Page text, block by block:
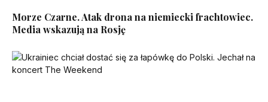
Morze Czarne. Atak drona na niemiecki frachtowiec.
Media wskazują na Rosję